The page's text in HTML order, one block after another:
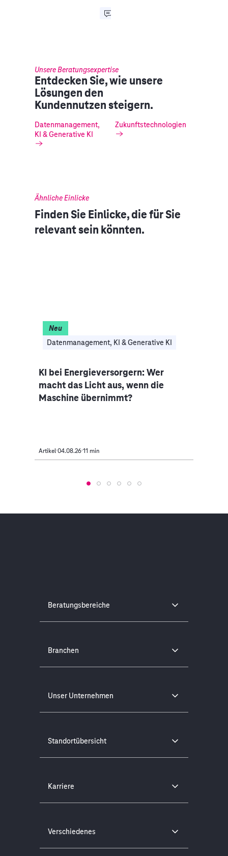
Unsere Beratungsexpertise
Entdecken Sie, wie unsere
Lösungen den
Kundennutzen steigern.
Datenmanagement,
KI & Generative KI
Zukunftstechnologien
Ähnliche Einlicke
Finden Sie Einlicke, die für Sie
relevant sein könnten.
Datenmanagement, KI & Generative KI
Neu
KI bei Energieversorgern: Wer
macht das Licht aus, wenn die
Maschine übernimmt?
Artikel 04.08.26 11 min
Beratungsbereiche
Branchen
Unser Unternehmen
Standortübersicht
Karriere
Verschiedenes